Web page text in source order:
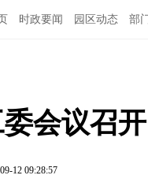
时政要闻 园区动态 部
会议召
12 09:28:57